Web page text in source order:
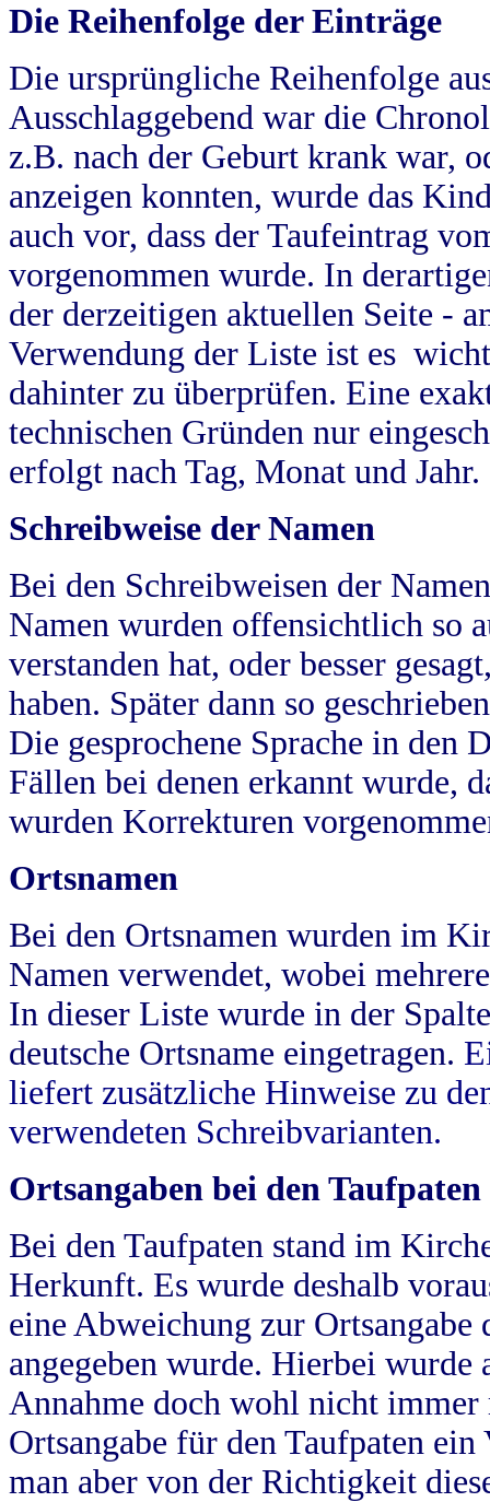
Die Reihenfolge der Einträge
Die ursprüngliche Reihenfolge
Ausschlaggebend war die
z.B. nach der Geburt krank war,
anzeigen konnten, wurde das
auch vor, dass der Taufeintrag
vorgenommen wurde. In
der derzeitigen aktuellen Seite -
Verwendung der Liste ist es
dahinter zu überprüfen. Eine
technischen Gründen nur
erfolgt nach Tag, Monat und Jahr.
Schreibweise der Namen
Bei den Schreibweisen der
Namen wurden offensichtlich so
verstanden hat, oder besser
haben. Später dann so
Die gesprochene Sprache in
Fällen bei denen erkannt wurde,
wurden Korrekturen
Ortsnamen
Bei den Ortsnamen wurden im
Namen verwendet, wobei
In dieser Liste wurde in der
deutsche Ortsname eingetragen.
liefert zusätzliche Hinweise zu
verwendeten Schreibvarianten.
Ortsangaben bei den Taufpaten
Bei den Taufpaten stand im
Herkunft. Es wurde deshalb
eine Abweichung zur
angegeben wurde. Hierbei wurde
Annahme doch wohl nicht
Ortsangabe für den Taufpaten
man aber von der Richtigkeit